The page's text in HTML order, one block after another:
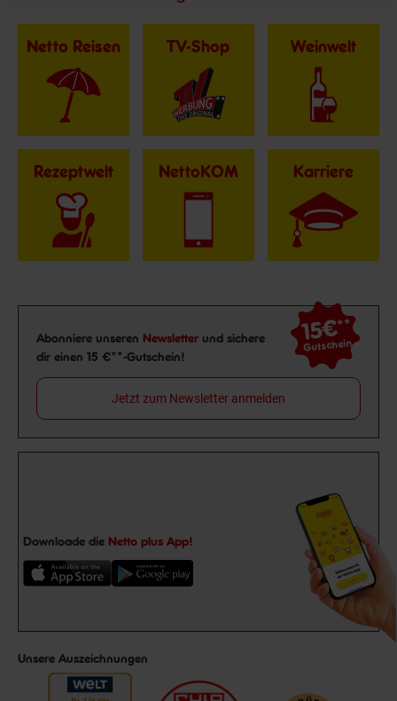
Netto Reisen TV-Shop Weinwelt
Rezeptwelt NettoKOM Karriere
Newsletter Anmeldung
Abonniere unseren Newsletter und sichere
dir einen 15 €**-Gutschein!
15€**
Gutschein
Jetzt zum Newsletter anmelden
Downloade die Netto plus App!
Unsere Auszeichnungen